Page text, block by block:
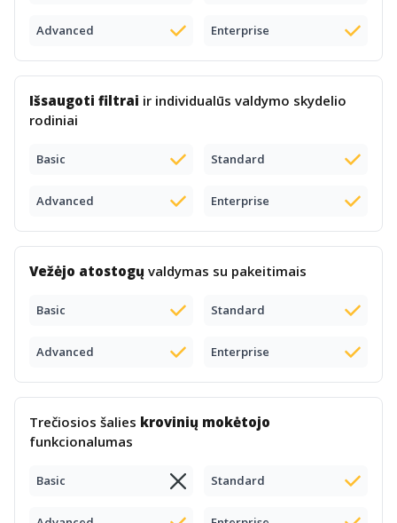
Advanced Enterprise
Išsaugoti filtrai ir individualūs valdymo skydelio
rodiniai
Basic Standard
Advanced Enterprise
Vežėjo atostogų valdymas su pakeitimais
Basic Standard
Advanced Enterprise
Trečiosios šalies krovinių mokėtojo
funkcionalumas
Basic Standard